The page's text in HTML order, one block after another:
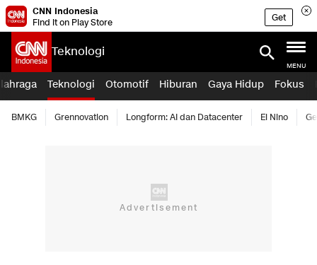
CNN Indonesia
Find it on Play Store
Get
Teknologi
MENU
Teknologi Otomotif Hiburan Gaya Hidup Fokus
BMKG Grennovation Longform: AI dan Datacenter El Nino